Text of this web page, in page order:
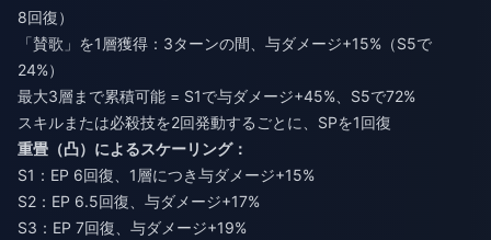
8回復）
「賛歌」を1層獲得：3ターンの間、与ダメージ+15%（S5で
24%）
最大3層まで累積可能 = S1で与ダメージ+45%、S5で72%
スキルまたは必殺技を2回発動するごとに、SPを1回復
重畳（凸）によるスケーリング：
S1：EP 6回復、1層につき与ダメージ+15%
S2：EP 6.5回復、与ダメージ+17%
S3：EP 7回復、与ダメージ+19%